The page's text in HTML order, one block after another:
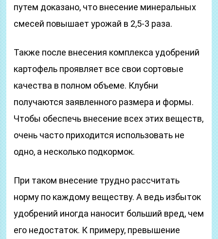
путем доказано, что внесение минеральных
смесей повышает урожай в 2,5-3 раза.
Также после внесения комплекса удобрений
картофель проявляет все свои сортовые
качества в полном объеме. Клубни
получаются заявленного размера и формы.
Чтобы обеспечь внесение всех этих веществ,
очень часто приходится использовать не
одно, а несколько подкормок.
При таком внесение трудно рассчитать
норму по каждому веществу. А ведь избыток
удобрений иногда наносит больший вред, чем
его недостаток. К примеру, превышение